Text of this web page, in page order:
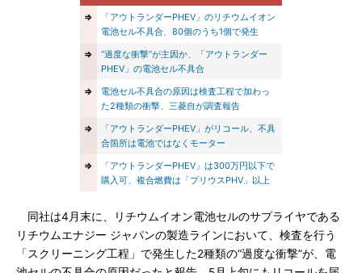
⇒
「アウトランダーPHEV」のリチウムイオン
電池セル不具合、80個のうち1個で発生
⇒
“過度な衝撃”が主因か、「アウトランダー
PHEV」の電池セル不具合
⇒
電池セル不具合の原因は検査工程で加わっ
た2種類の衝撃、三菱自が調査報告
⇒
「アウトランダーPHEV」がリコール、不具
合箇所は電池ではなくモーター
⇒
「アウトランダーPHEV」は300万円以下で
購入可、複合燃費は「プリウスPHV」以上
同社は4月末に、リチウムイオン電池セルのサプライヤである
リチウムエナジー ジャパンの製造ラインにおいて、検査を行う
「スクリーニング工程」で発生した2種類の“過度な衝撃”が、電